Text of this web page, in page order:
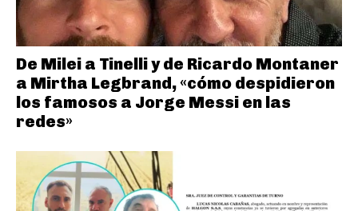
De Milei a Tinelli y de Ricardo Montaner
a Mirtha Legbrand, «cómo despidieron
los famosos a Jorge Messi en las
redes»